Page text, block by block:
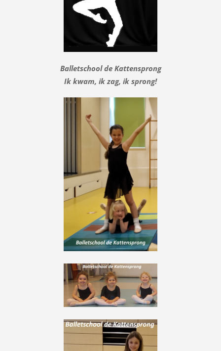
Balletschool de Kattensprong
Ik kwam, ik zag, ik sprong!